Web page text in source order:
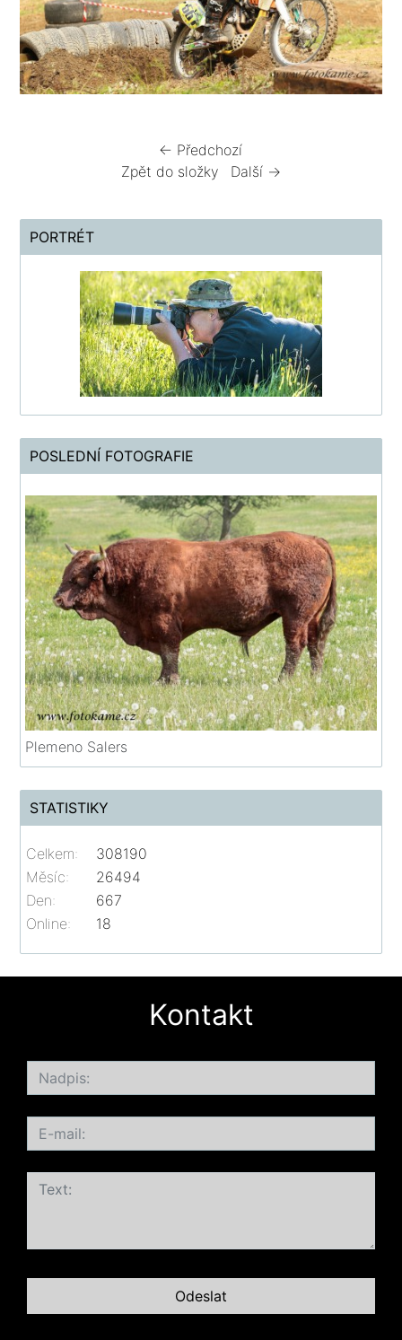
← Předchozí
Zpět do složky
Další →
PORTRÉT
POSLEDNÍ FOTOGRAFIE
Plemeno Salers
STATISTIKY
Online: 18
Celkem:
308190
Měsíc:
26494
Den:
667
Kontakt